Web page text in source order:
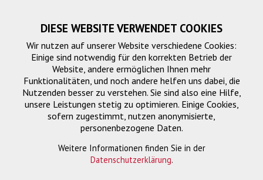
Montagelösung
DIESE WEBSITE VERWENDET COOKIES
Wir nutzen auf unserer Website verschiedene Cookies:
Einige sind notwendig für den korrekten Betrieb der
Website, andere ermöglichen Ihnen mehr
Funktionalitäten, und noch andere helfen uns dabei, die
Nutzenden besser zu verstehen. Sie sind also eine Hilfe,
unsere Leistungen stetig zu optimieren. Einige Cookies,
sofern zugestimmt, nutzen anonymisierte,
personenbezogene Daten.
Weitere Informationen finden Sie in der
Datenschutzerklärung.